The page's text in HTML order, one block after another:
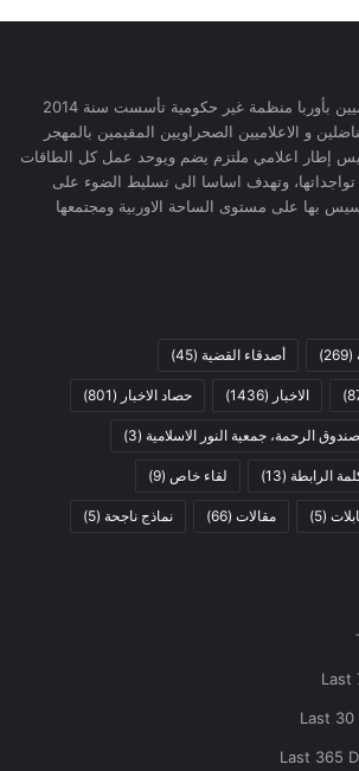
رابطة الصحفيين والاعلاميين بأوربا منظمة غير حكومية تأسست سنة 2014
و الاعلاميين الصحراويين المقيمين بالمهجر
إطار اعلامي ملتزم يضم ويوحد عمل كل الطاقات
تواجداتها، وتهدف اساسا الى تسليط الضوء على
بها على مستوى الساحة الاوربية ومجتمعها
(269) أصدقاء القضية (45)
الاخبار (1436) حصاد الاخبار (801)
صندوق الرحمة، جمعية النور الاسلامية (3)
الرابطة (13) لقاء خاص (9)
(5) مقالات (66) نماذج ناجحة (5)
Last
Last 30
Last 365